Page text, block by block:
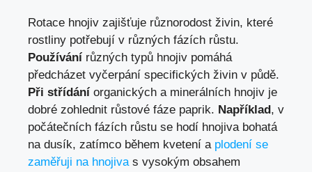
Rotace hnojiv zajišťuje různorodost živin, které
rostliny potřebují v různých fázích růstu.
Používání různých typů hnojiv pomáhá
předcházet vyčerpání specifických živin v půdě.
Při střídání organických a minerálních hnojiv je
dobré zohlednit růstové fáze paprik. Například, v
počátečních fázích růstu se hodí hnojiva bohatá
na dusík, zatímco během kvetení a plodení se
zaměřuji na hnojivas vysokým obsahem